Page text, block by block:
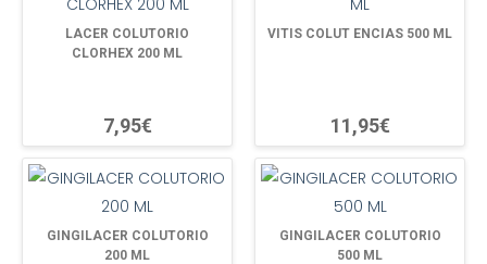
LACER COLUTORIO
CLORHEX 200 ML
7,95€
VITIS COLUT ENCIAS 500 ML
11,95€
GINGILACER COLUTORIO
200 ML
GINGILACER COLUTORIO
500 ML